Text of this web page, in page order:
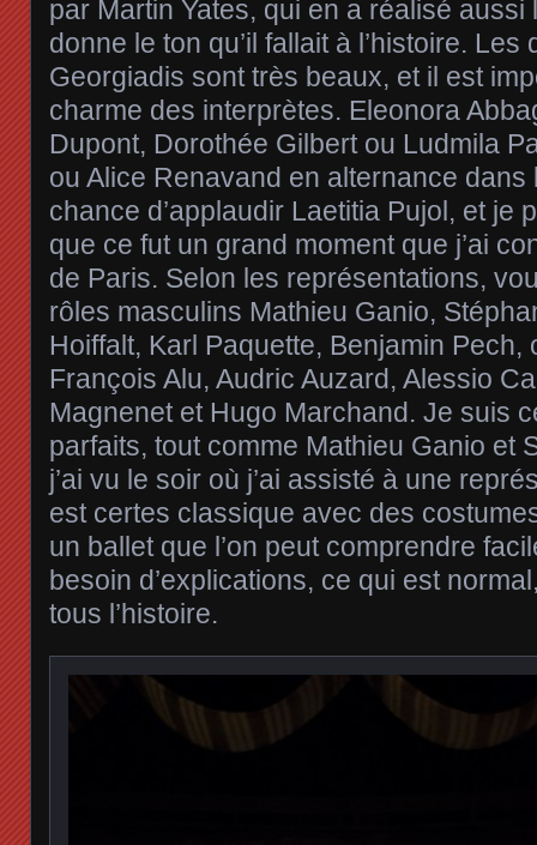
par Martin Yates, qui en a réalisé
donne le ton qu’il fallait à l’histoire.
Georgiadis sont très beaux, et il est
charme des interprètes. Eleonora
Dupont, Dorothée Gilbert ou Ludmila
ou Alice Renavand en alternance dans
chance d’applaudir Laetitia Pujol, et je
que ce fut un grand moment que j’ai
de Paris. Selon les représentations,
rôles masculins Mathieu Ganio,
Hoiffalt, Karl Paquette, Benjamin Pech,
François Alu, Audric Auzard, Alessio
Magnenet et Hugo Marchand. Je suis
parfaits, tout comme Mathieu Ganio et
j’ai vu le soir où j’ai assisté à une
est certes classique avec des
un ballet que l’on peut comprendre
besoin d’explications, ce qui est
tous l’histoire.